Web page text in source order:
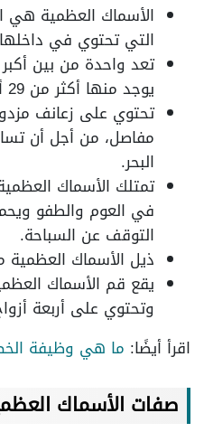
الأسماك العظمية هي
التي تحتوي في
تعد واحدة من بين أكبر
يوجد منها أكثر من 29 ألف نوع.
تحتوي على زعانف
مفاصل، من أجل أن
البحر.
تمتلك الأسماك
في العوم والطفو
التوقف عن السباحة.
ذيل الأسماك العظمية
يقع قم الأسماك
وتحتوي على أربعة
اقرأ أيضًا: ما هي وظيفة
صفات الأسماك